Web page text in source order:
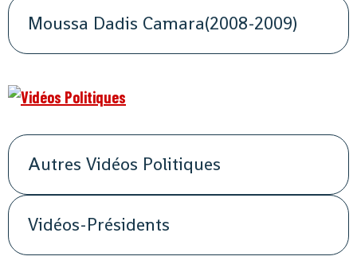
Moussa Dadis Camara(2008-2009)
Autres Vidéos Politiques
Vidéos-Présidents